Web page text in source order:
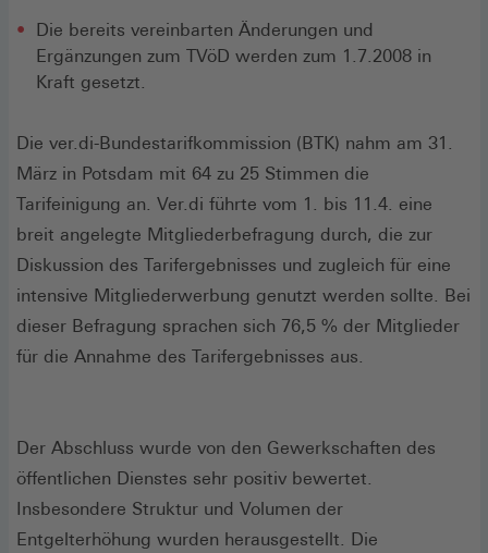
Die bereits vereinbarten Änderungen und
Ergänzungen zum TVöD werden zum 1.7.2008 in
Kraft gesetzt.
Die ver.di-Bundestarifkommission (BTK) nahm am 31.
März in Potsdam mit 64 zu 25 Stimmen die
Tarifeinigung an. Ver.di führte vom 1. bis 11.4. eine
breit angelegte Mitgliederbefragung durch, die zur
Diskussion des Tarifergebnisses und zugleich für eine
intensive Mitgliederwerbung genutzt werden sollte. Bei
dieser Befragung sprachen sich 76,5 % der Mitglieder
für die Annahme des Tarifergebnisses aus.
Der Abschluss wurde von den Gewerkschaften des
öffentlichen Dienstes sehr positiv bewertet.
Insbesondere Struktur und Volumen der
Entgelterhöhung wurden herausgestellt. Die